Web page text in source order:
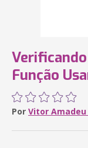
Função
Por Vitor Amadeu